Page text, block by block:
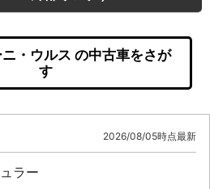
・ウルス の中古車をさが
す
2026/08/05時点最新
ラー